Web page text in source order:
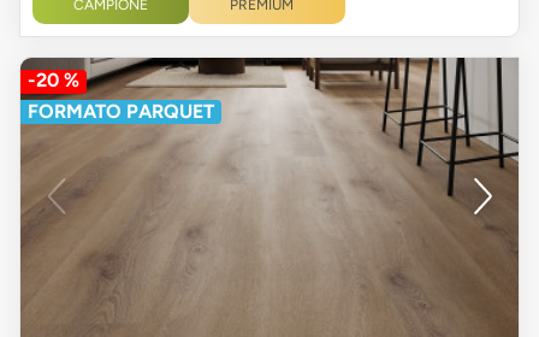
CAMPIONE
PREMIUM
-20 %
FORMATO PARQUET